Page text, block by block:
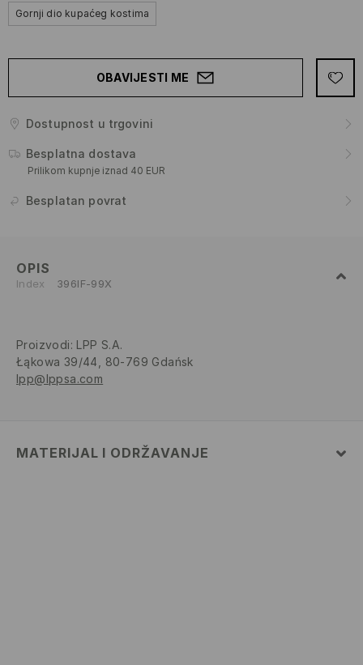
Gornji dio kupaćeg kostima
OBAVIJESTI ME
Dostupnost u trgovini
Besplatna dostava
Prilikom kupnje iznad 40 EUR
Besplatan povrat
OPIS
Index 396IF-99X
Proizvodi: LPP S.A.
Łąkowa 39/44, 80-769 Gdańsk
lpp@lppsa.com
MATERIJAL I ODRŽAVANJE